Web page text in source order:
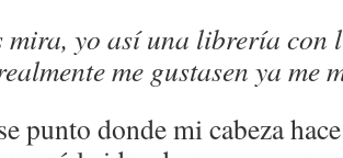
mira, yo así una librería con
me gustasen ya me
punto donde mi cabeza